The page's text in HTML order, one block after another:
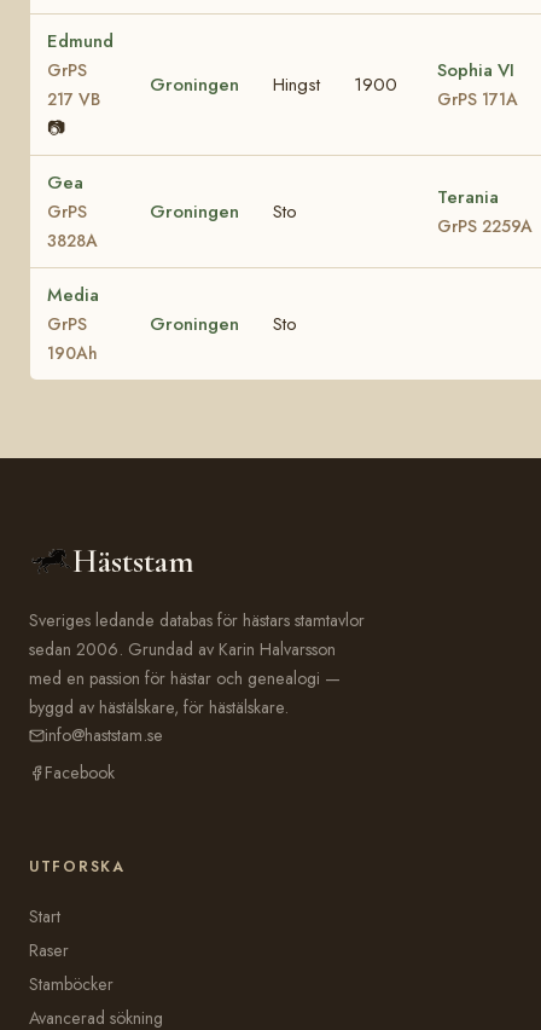
Edmund
GrPS
217 VB
📷
Groningen Hingst 1900
Sophia VI
GrPS 171A
Gea
GrPS
3828A
Groningen Sto
Terania
GrPS 2259A
Media
GrPS
190Ah
Groningen Sto
Häststam
Sveriges ledande databas för hästars stamtavlor
sedan 2006. Grundad av Karin Halvarsson
med en passion för hästar och genealogi —
byggd av hästälskare, för hästälskare.
info@haststam.se
Facebook
UTFORSKA
Start
Raser
Stamböcker
Avancerad sökning